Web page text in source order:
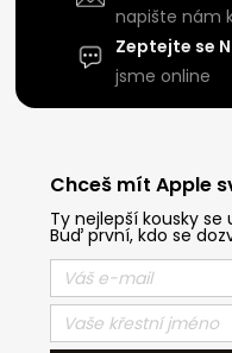
napište nám
Zeptejte se
jsme online
Chceš mít Apple
Ty nejlepší kousky
Buď první, kdo se